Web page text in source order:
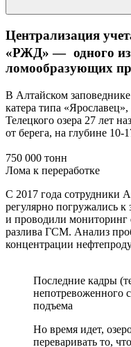
Централизация
«РЖД» — одного
ломообразующих
В Алтайском
катера типа
Телецкого озера 27 лет
от берега, на глубине 10-
750 000 тонн
Лома к переработке
С 2017 года сотрудники
регулярно погружались
и проводили мониторинг
разлива ГСМ. Анализ
концентрации
Последние кадры
непотревоженного
подъема
Но время идет,
переваривать то,